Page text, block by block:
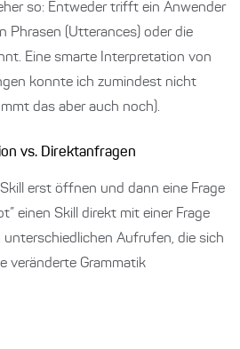
so: Entweder trifft ein Anwender
Phrasen (Utterances) oder die
Eine smarte Interpretation von
konnte ich zumindest nicht
das aber auch noch).
vs. Direktanfragen
erst öffnen und dann eine Frage
einen Skill direkt mit einer Frage
Aufrufen, die sich
veränderte Grammatik